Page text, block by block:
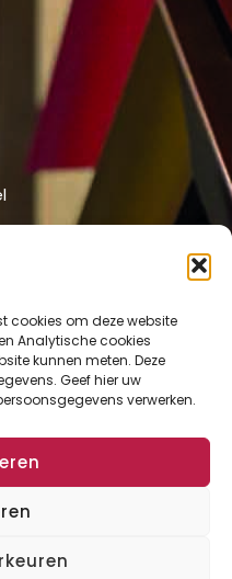
cookies om deze website
Analytische cookies
kunnen meten. Deze
Geef hier uw
verwerken.
account
Privacy Verklaring